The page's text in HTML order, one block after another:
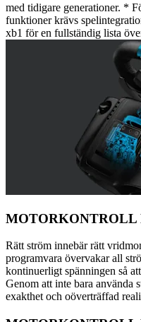
med tidigare generationer. *
funktioner krävs
xb1 för en fullständig lista
MOTORKONTROLL
Rätt ström innebär rätt
programvara övervakar all
kontinuerligt spänningen så
Genom att inte bara använda
exakthet och oöverträffad